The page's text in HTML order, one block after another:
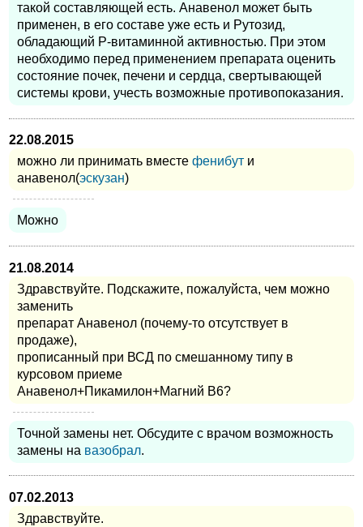
такой составляющей есть. Анавенол может быть
применен, в его составе уже есть и Рутозид,
обладающий P-витаминной активностью. При этом
необходимо перед применением препарата оценить
состояние почек, печени и сердца, свертывающей
системы крови, учесть возможные противопоказания.
22.08.2015
можно ли принимать вместе фенибут и
анавенол(эскузан)
Можно
21.08.2014
Здравствуйте. Подскажите, пожалуйста, чем можно
заменить
препарат Анавенол (почему-то отсутствует в
продаже),
прописанный при ВСД по смешанному типу в
курсовом приеме
Анавенол+Пикамилон+Магний В6?
Точной замены нет. Обсудите с врачом возможность
замены на вазобрал.
07.02.2013
Здравствуйте.